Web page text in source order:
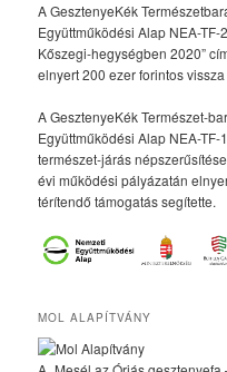
A GesztenyeKék
Együttműködési Alap NEA-TF-
Kőszegi-hegységben 2020”
elnyert 200 ezer forintos
A GesztenyeKék Természet-
Együttműködési Alap NEA-TF-
természet-járás
évi működési pályázatán
térítendő támogatás segítette.
MOL ALAPÍTVÁNY